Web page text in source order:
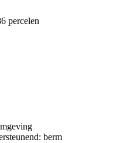
percelen
berm